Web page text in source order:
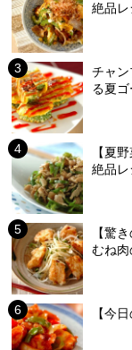
絶品
チャ
る夏
【夏
絶品
【驚
むね
【今